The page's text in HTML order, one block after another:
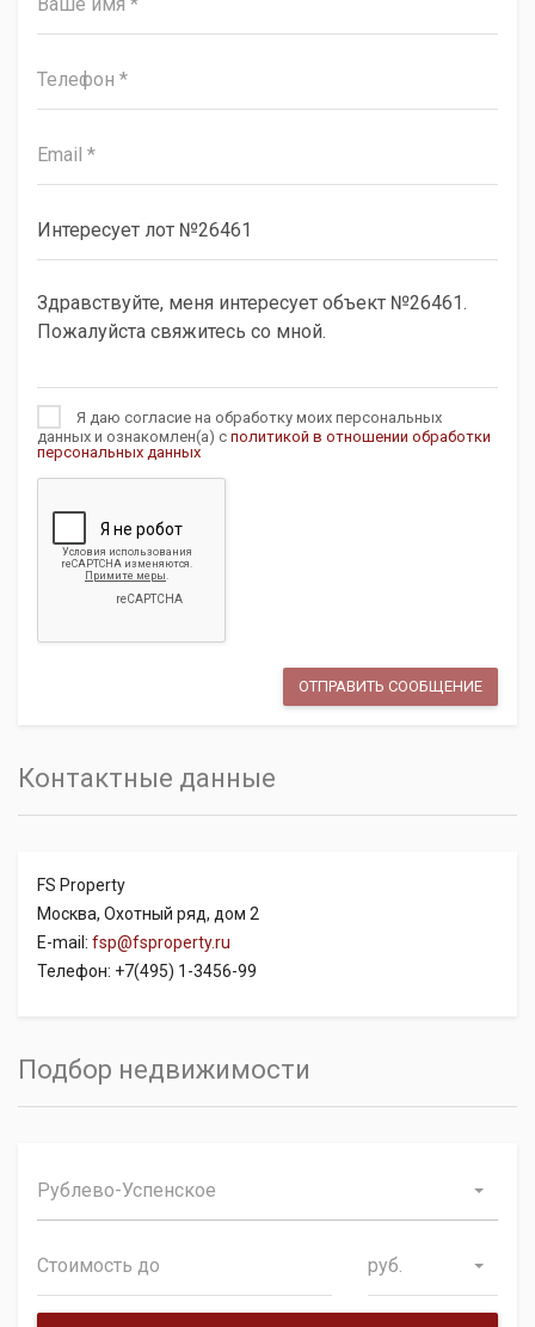
Я даю согласие на обработку моих персональных
данных и ознакомлен(а) с политикой в отношении обработки
персональных данных
Контактные данные
FS Property
Москва, Охотный ряд, дом 2
E-mail: fsp@fsproperty.ru
Телефон: +7(495) 1-3456-99
Подбор недвижимости
Рублево-Успенское
руб.